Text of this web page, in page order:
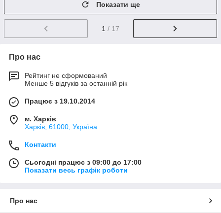
Показати ще
1 / 17
Про нас
Рейтинг не сформований
Менше 5 відгуків за останній рік
Працює з 19.10.2014
м. Харків
Харків, 61000, Україна
Контакти
Сьогодні працює з 09:00 до 17:00
Показати весь графік роботи
Про нас